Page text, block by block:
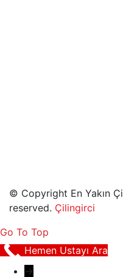
© Copyright En Yakın
reserved. Çilingirci
Go To Top
Hemen Ustayı Ara
→